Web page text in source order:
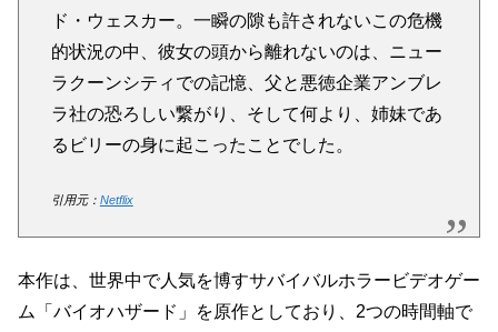
ド・ウェスカー。一瞬の隙も許されないこの危機
的状況の中、彼女の頭から離れないのは、ニュー
ラクーンシティでの記憶、父と悪徳企業アンブレ
ラ社の恐ろしい繋がり、そして何より、姉妹であ
るビリーの身に起こったことでした。
引用元： Netflix
本作は、世界中で人気を博すサバイバルホラービデオゲー
ム「バイオハザード」を原作としており、2つの時間軸で